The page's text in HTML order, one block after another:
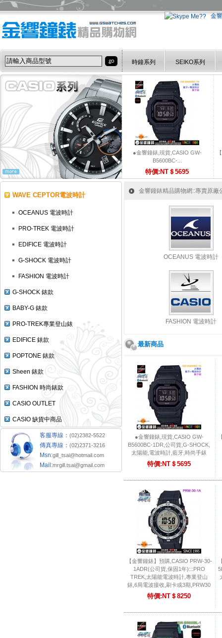
金
時鐘系列 SEIKO系列
●金響鐘錶,現貨,CASIO GW-
B5600BC-...
特價:NT＄5695
WAVE CEPTOR電波時計
OCEANUS 電波時計
PRO-TREK 電波時計
EDIFICE 電波時計
G-SHOCK 電波時計
FASHION 電波時計
G-SHOCK 錶款
BABY-G 錶款
PRO-TREK專業登山錶
EDIFICE 錶款
POPTONE 錶款
Sheen 錶款
FASHION 時尚錶款
CASIO OUTLET
CASIO 缺貨中商品
客服專線： (02)2382-5522
傳真專線： (02)2371-3216
Msn:gill_tsai@hotmail.com
Mail:mrgill.tsai@gmail.com
金響鐘錶精品購物網::專賣原廠
OCEANUS 電波時計
FASHION 電波時計
最新商品
●金響鐘錶,現貨,CASIO GW-
B5600BC-1DR,公司貨,G-SHOCK,
太陽能,電波時計,藍牙,時尚手錶
特價:NT＄5695
【金響鐘錶】預購,CASIO PRW-30-
1ADR(公司貨,保固1年):::PRO
TREK,太陽能電波時計,專業登山
錶,6局電波接收,刷卡或3期,PRW30
特價:NT＄8250